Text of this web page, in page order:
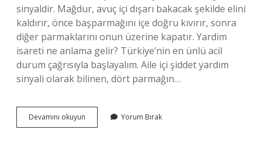
sinyaldir. Mağdur, avuç içi dışarı bakacak şekilde elini
kaldırır, önce başparmağını içe doğru kıvırır, sonra
diğer parmaklarını onun üzerine kapatır. Yardim
isareti ne anlama gelir? Türkiye’nin en ünlü acil
durum çağrısıyla başlayalım. Aile içi şiddet yardım
sinyali olarak bilinen, dört parmağın…
Devamını okuyun
Işareti
Yorum Bırak